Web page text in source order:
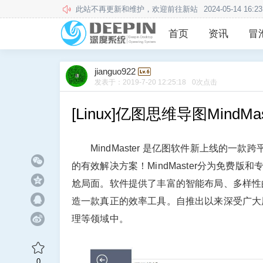
此站不再更新和维护，欢迎前往新站
2024-05-14
本站用户须知
2020-12-24 13:57:34
首页 资讯 冒
jianguo922
发表于： 2019-7-20 12:25:18 0次点击
[Linux]亿图思维导图
MindMaster 是亿图软件新上线的一款跨
的有效解决方案！MindMaster分为免费版和
尬局面。软件提供了丰富的智能布局、多样
造一款真正的效率工具。自推出以来深受广
理等领域中。